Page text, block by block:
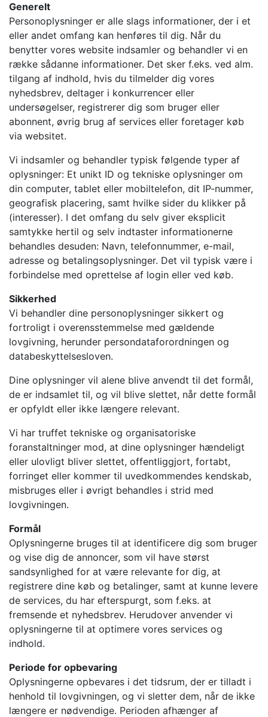
Generelt
Personoplysninger er alle slags informationer, der i et
eller andet omfang kan henføres til dig. Når du
benytter vores website indsamler og behandler vi en
række sådanne informationer. Det sker f.eks. ved alm.
tilgang af indhold, hvis du tilmelder dig vores
nyhedsbrev, deltager i konkurrencer eller
undersøgelser, registrerer dig som bruger eller
abonnent, øvrig brug af services eller foretager køb
via websitet.
Vi indsamler og behandler typisk følgende typer af
oplysninger: Et unikt ID og tekniske oplysninger om
din computer, tablet eller mobiltelefon, dit IP-nummer,
geografisk placering, samt hvilke sider du klikker på
(interesser). I det omfang du selv giver eksplicit
samtykke hertil og selv indtaster informationerne
behandles desuden: Navn, telefonnummer, e-mail,
adresse og betalingsoplysninger. Det vil typisk være i
forbindelse med oprettelse af login eller ved køb.
Sikkerhed
Vi behandler dine personoplysninger sikkert og
fortroligt i overensstemmelse med gældende
lovgivning, herunder persondataforordningen og
databeskyttelsesloven.
Dine oplysninger vil alene blive anvendt til det formål,
de er indsamlet til, og vil blive slettet, når dette formål
er opfyldt eller ikke længere relevant.
Vi har truffet tekniske og organisatoriske
foranstaltninger mod, at dine oplysninger hændeligt
eller ulovligt bliver slettet, offentliggjort, fortabt,
forringet eller kommer til uvedkommendes kendskab,
misbruges eller i øvrigt behandles i strid med
lovgivningen.
Formål
Oplysningerne bruges til at identificere dig som bruger
og vise dig de annoncer, som vil have størst
sandsynlighed for at være relevante for dig, at
registrere dine køb og betalinger, samt at kunne levere
de services, du har efterspurgt, som f.eks. at
fremsende et nyhedsbrev. Herudover anvender vi
oplysningerne til at optimere vores services og
indhold.
Periode for opbevaring
Oplysningerne opbevares i det tidsrum, der er tilladt i
henhold til lovgivningen, og vi sletter dem, når de ikke
længere er nødvendige. Perioden afhænger af